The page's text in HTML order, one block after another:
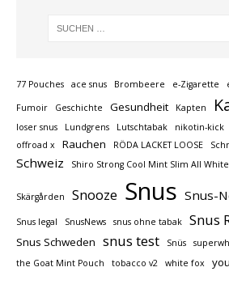
77 Pouches ace snus Brombeere e-Zigarette
Fumoir Geschichte Gesundheit Kapten
loser snus
Lundgrens Lutschtabak nikotin-kick
offroad x Rauchen RÖDA LACKET LOOSE
Schweiz Shiro Strong Cool Mint Slim All White
Skärgården Snooze Snus Snus-
Snus legal SnusNews snus ohne tabak Snus
Snus Schweden snus test Snüs
the Goat Mint Pouch
tobacco v2 white fox